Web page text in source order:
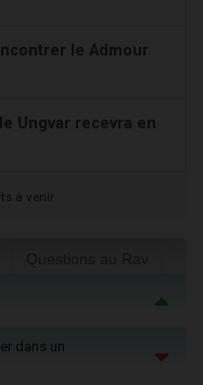
le Admour
Ungvar recevra en
à venir
dans un